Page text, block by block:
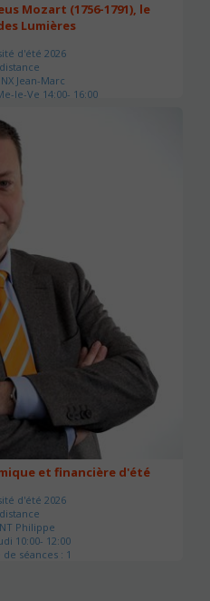
Mozart (1756-1791), le
Lumières
d'été 2026
Jean-Marc
Je-Ve 14:00- 16:00
65 €
et financière d'été
d'été 2026
Philippe
10:00- 12:00
séances : 1